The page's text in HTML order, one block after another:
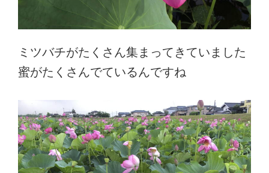
ミツバチがたくさん集まってきていました
蜜がたくさんでているんですね